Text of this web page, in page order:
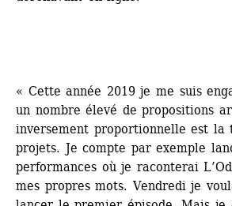
« Cette année 2019 je me suis
un nombre élevé de propositions
inversement proportionnelle est
projets. Je compte par exemple
performances où je raconterai
mes propres mots. Vendredi je